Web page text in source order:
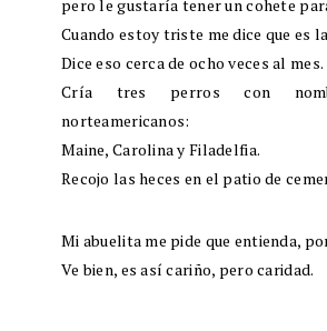
pero le gustaría tener un cohete
Cuando estoy triste me dice que es
Dice eso cerca de ocho veces al mes.
Cría tres perros con
norteamericanos:
Maine, Carolina y Filadelfia.
Recojo las heces en el patio de
Mi abuelita me pide que entienda,
Ve bien, es así cariño, pero caridad.